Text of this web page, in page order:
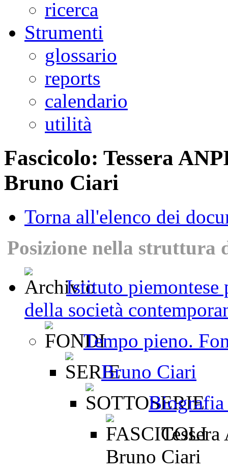
ricerca
Strumenti
glossario
reports
calendario
utilità
Fascicolo: Tessera
Bruno Ciari
Torna all'elenco dei
Posizione nella struttura
Istituto piemontese
della società
Tempo pieno.
Bruno Ciari
Tessera
Bruno Ciari